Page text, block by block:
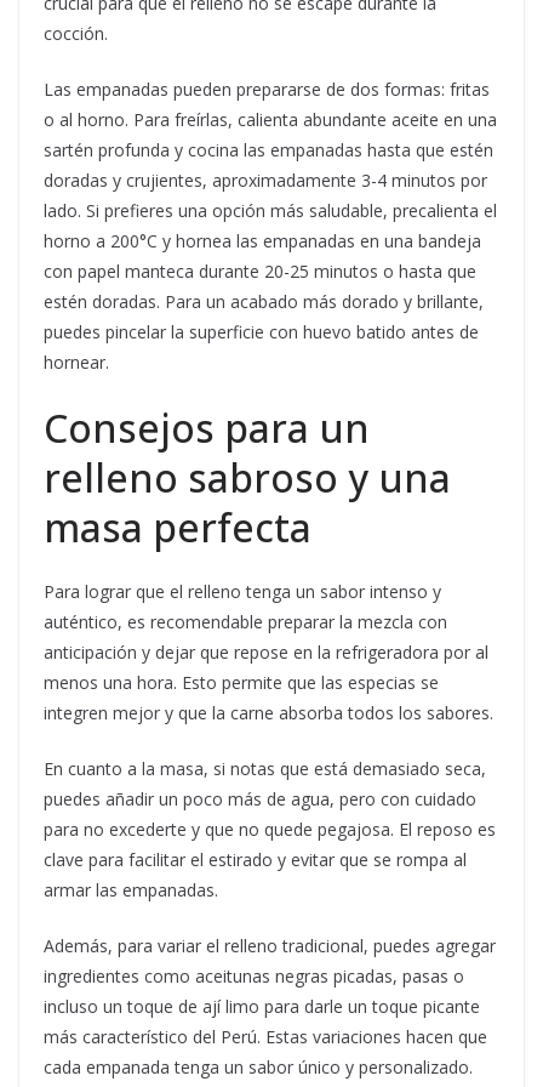
cocción.
Las empanadas pueden prepararse de dos formas: fritas
o al horno. Para freírlas, calienta abundante aceite en una
sartén profunda y cocina las empanadas hasta que estén
doradas y crujientes, aproximadamente 3-4 minutos por
lado. Si prefieres una opción más saludable, precalienta el
horno a 200°C y hornea las empanadas en una bandeja
con papel manteca durante 20-25 minutos o hasta que
estén doradas. Para un acabado más dorado y brillante,
puedes pincelar la superficie con huevo batido antes de
hornear.
Consejos para un
relleno sabroso y una
masa perfecta
Para lograr que el relleno tenga un sabor intenso y
auténtico, es recomendable preparar la mezcla con
anticipación y dejar que repose en la refrigeradora por al
menos una hora. Esto permite que las especias se
integren mejor y que la carne absorba todos los sabores.
En cuanto a la masa, si notas que está demasiado seca,
puedes añadir un poco más de agua, pero con cuidado
para no excederte y que no quede pegajosa. El reposo es
clave para facilitar el estirado y evitar que se rompa al
armar las empanadas.
Además, para variar el relleno tradicional, puedes agregar
ingredientes como aceitunas negras picadas, pasas o
incluso un toque de ají limo para darle un toque picante
más característico del Perú. Estas variaciones hacen que
cada empanada tenga un sabor único y personalizado.